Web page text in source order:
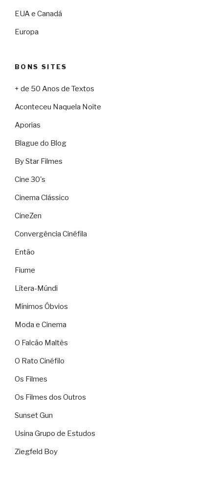
EUA e Canadá
Europa
BONS SITES
+ de 50 Anos de Textos
Aconteceu Naquela Noite
Aporias
Blague do Blog
By Star Filmes
Cine 30's
Cinema Clássico
CineZen
Convergência Cinéfila
Então
Fiume
Lítera-Múndi
Mínimos Óbvios
Moda e Cinema
O Falcão Maltês
O Rato Cinéfilo
Os Filmes
Os Filmes dos Outros
Sunset Gun
Usina Grupo de Estudos
Ziegfeld Boy